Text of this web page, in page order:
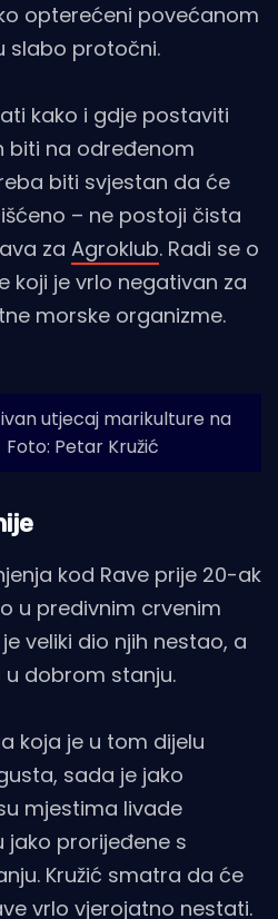
opterećeni povećanom
slabo protočni.
kako i gdje postaviti
biti na određenom
biti svjestan da će
– ne postoji čista
za Agroklub. Radi se o
koji je vrlo negativan za
morske organizme.
utjecaj marikulture na
Petar Kružić
kod Rave prije 20-ak
u predivnim crvenim
veliki dio njih nestao, a
u dobrom stanju.
koja je u tom dijelu
sada je jako
mjestima livade
jako prorijeđene s
Kružić smatra da će
vrlo vjerojatno nestati.